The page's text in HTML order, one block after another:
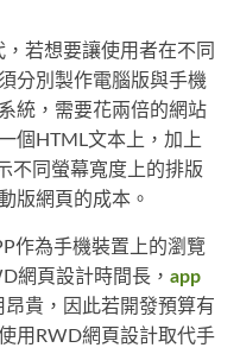
若想要讓使用者在不同
分別製作電腦版與手機
統，需要花兩倍的網站
個HTML文本上，加上
不同螢幕寬度上的排版
版網頁的成本。
作為手機裝置上的瀏覽
網頁設計時間長， app
貴，因此若開發預算有
用RWD網頁設計取代手